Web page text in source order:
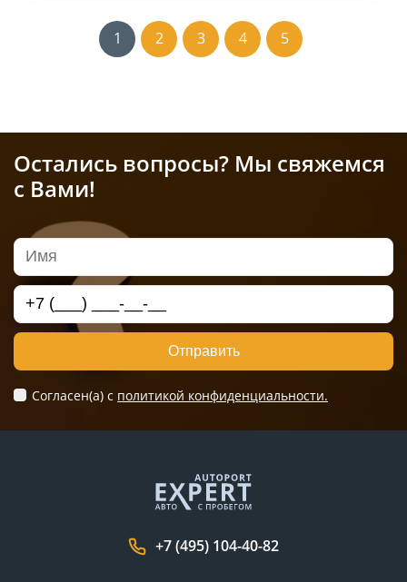
1 2 3 4 5
Остались вопросы? Мы свяжемся
с Вами!
Отправить
Согласен(а) c политикой конфиденциальности.
+7 (495) 104-40-82